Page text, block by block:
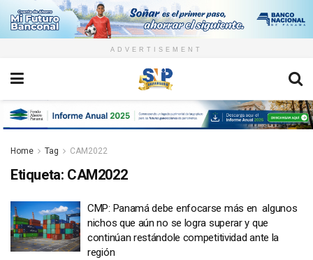
ADVERTISEMENT
Home Tag CAM2022
Etiqueta: CAM2022
CMP: Panamá debe enfocarse más en algunos
nichos que aún no se logra superar y que
continúan restándole competitividad ante la
región